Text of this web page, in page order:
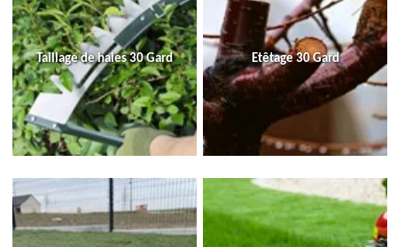
Taillage de haies 30 Gard Etêtage 30 Gard